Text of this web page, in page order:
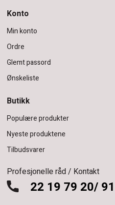
Konto
Min konto
Ordre
Glemt passord
Ønskeliste
Butikk
Populære produkter
Nyeste produktene
Tilbudsvarer
Profesjonelle råd / Kontakt
22 19 79 20/